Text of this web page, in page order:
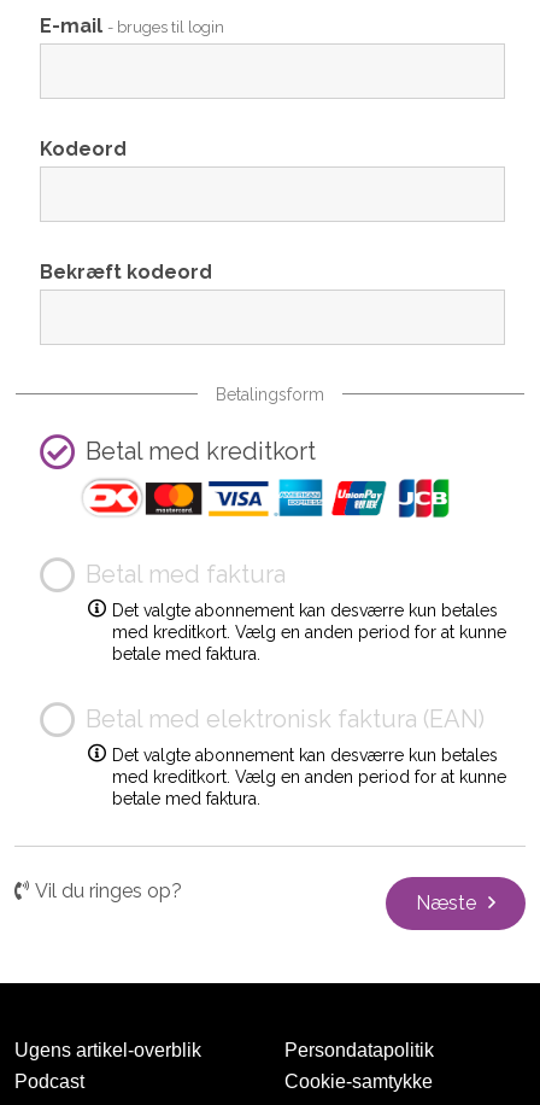
E-mail - bruges til login
Kodeord
Bekræft kodeord
Betalingsform
Betal med kreditkort
Betal med faktura
Det valgte abonnement kan desværre kun betales
med kreditkort. Vælg en anden period for at kunne
betale med faktura.
Betal med elektronisk faktura (EAN)
Det valgte abonnement kan desværre kun betales
med kreditkort. Vælg en anden period for at kunne
betale med faktura.
Vil du ringes op?
Næste
Ugens artikel-overblik
Podcast
Persondatapolitik
Cookie-samtykke